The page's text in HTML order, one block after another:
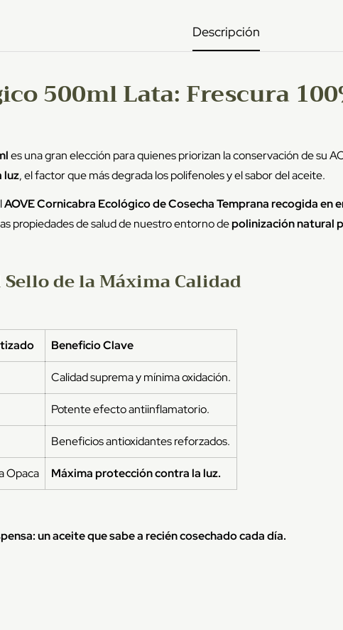
Descripción
500ml Lata: Frescura
es una gran elección para quienes priorizan la conservación de su
luz, el factor que más degrada los polifenoles y el sabor del aceite.
AOVE Cornicabra Ecológico de Cosecha Temprana recogida en
propiedades de salud de nuestro entorno depolinización natural
de la Máxima Calidad
Beneficio Clave
Calidad suprema y mínima oxidación.
Potente efecto antiinflamatorio.
Beneficios antioxidantes reforzados.
Opaca Máxima protección contra la luz.
un aceite que sabe a recién cosechado cada día.